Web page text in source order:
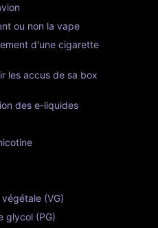
ou non la vape
d'une cigarette
les accus de sa box
des e-liquides
(VG)
glycol (PG)